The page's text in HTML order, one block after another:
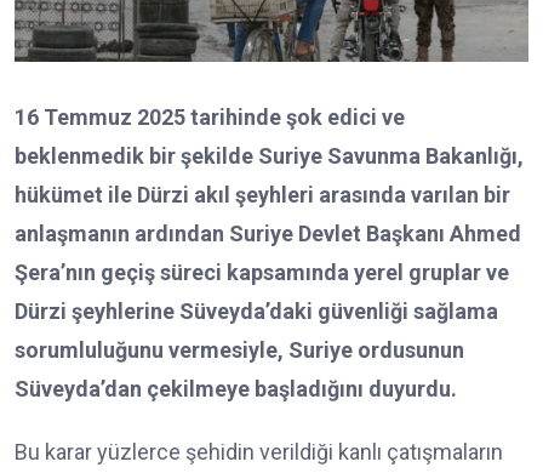
16 Temmuz 2025 tarihinde şok edici ve
beklenmedik bir şekilde Suriye Savunma Bakanlığı,
hükümet ile Dürzi akıl şeyhleri arasında varılan bir
anlaşmanın ardından Suriye Devlet Başkanı Ahmed
Şera’nın geçiş süreci kapsamında yerel gruplar ve
Dürzi şeyhlerine Süveyda’daki güvenliği sağlama
sorumluluğunu vermesiyle, Suriye ordusunun
Süveyda’dan çekilmeye başladığını duyurdu.
Bu karar yüzlerce şehidin verildiği kanlı çatışmaların